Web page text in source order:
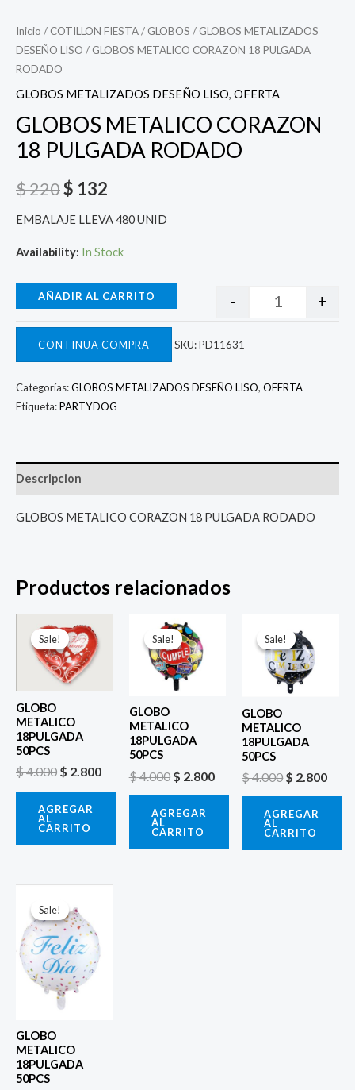
Inicio / COTILLON FIESTA/ GLOBOS / GLOBOS METALIZADOS
DESEÑO LISO / GLOBOS METALICO CORAZON 18 PULGADA
RODADO
GLOBOS METALIZADOS DESEÑO LISO, OFERTA
GLOBOS METALICO CORAZON
18 PULGADA RODADO
$220$ 132
EMBALAJE LLEVA 480 UNID
Availability: In Stock
- +
AÑADIR AL CARRITO
CONTINUA COMPRA SKU:PD11631
Categorías:GLOBOS METALIZADOS DESEÑO LISO, OFERTA
Etiqueta:PARTYDOG
Descripcion
GLOBOS METALICO CORAZON 18 PULGADA RODADO
Productos relacionados
Sale!
Sale!
GLOBO
METALICO
18PULGADA
50PCS
$4.000
precio
original
era:
$ 4.000.
$ 2.800
AGREGAR
AL
CARRITO
Sale!
Sale!
GLOBO
METALICO
18PULGADA
50PCS
$4.000
El
precio
original
era:
$ 4.000.
$ 2.800
AGREGAR
AL
CARRITO
Sale!
Sale!
GLOBO
METALICO
18PULGADA
50PCS
$4.000
precio
original
era:
$ 4.000.
$ 2.800
AGREGAR
AL
CARRITO
Sale!
Sale!
GLOBO
METALICO
18PULGADA
50PCS
precio
original
era:
$ 4.000.